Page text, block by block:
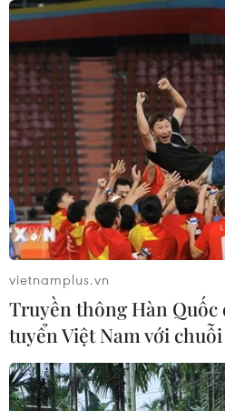
vietnamplus.vn
Truyền thông Hàn Quốc
tuyển Việt Nam với